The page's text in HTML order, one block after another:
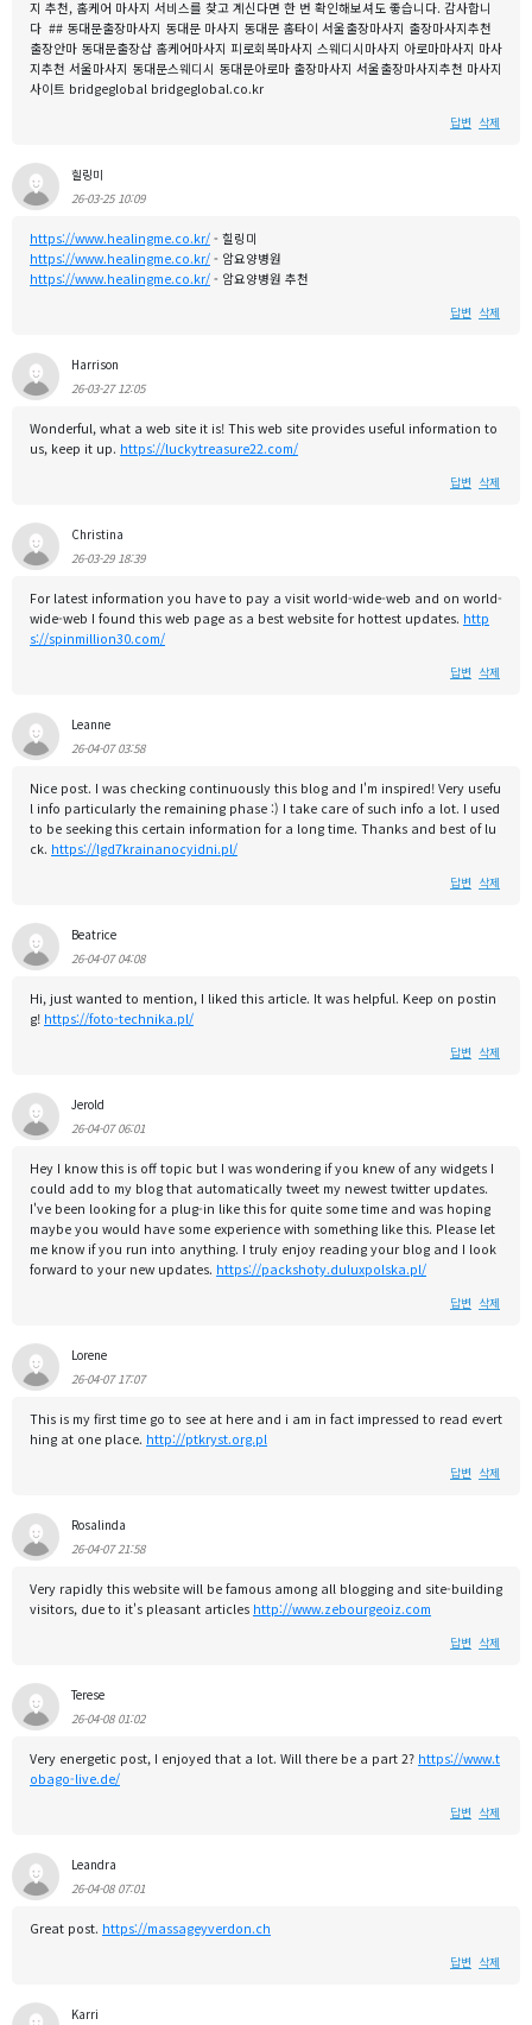
지 추천, 홈케어 마사지 서비스를 찾고 계신다면 한 번 확인해보셔도 좋습니다. 감사합니
다 ## 동대문출장마사지 동대문 마사지 동대문 홈타이 서울출장마사지 출장마사지추천
출장안마 동대문출장샵 홈케어마사지 피로회복마사지 스웨디시마사지 아로마마사지 마사
지추천 서울마사지 동대문스웨디시 동대문아로마 출장마사지 서울출장마사지추천 마사지
사이트 bridgeglobal bridgeglobal.co.kr
답변 삭제
힐링미
26-03-25 10:09
https://www.healingme.co.kr/ - 힐링미
https://www.healingme.co.kr/ - 암요양병원
https://www.healingme.co.kr/ - 암요양병원 추천
답변 삭제
Harrison
26-03-27 12:05
Wonderful, what a web site it is! This web site provides useful information to
us, keep it up. https://luckytreasure22.com/
답변 삭제
Christina
26-03-29 18:39
For latest information you have to pay a visit world-wide-web and on world-
wide-web I found this web page as a best website for hottest updates. http
s://spinmillion30.com/
답변 삭제
Leanne
26-04-07 03:58
Nice post. I was checking continuously this blog and I'm inspired! Very usefu
l info particularly the remaining phase :) I take care of such info a lot. I used
to be seeking this certain information for a long time. Thanks and best of lu
ck. https://lgd7krainanocyidni.pl/
답변 삭제
Beatrice
26-04-07 04:08
Hi, just wanted to mention, I liked this article. It was helpful. Keep on postin
g! https://foto-technika.pl/
답변 삭제
Jerold
26-04-07 06:01
Hey I know this is off topic but I was wondering if you knew of any widgets I
could add to my blog that automatically tweet my newest twitter updates.
I've been looking for a plug-in like this for quite some time and was hoping
maybe you would have some experience with something like this. Please let
me know if you run into anything. I truly enjoy reading your blog and I look
forward to your new updates. https://packshoty.duluxpolska.pl/
답변 삭제
Lorene
26-04-07 17:07
This is my first time go to see at here and i am in fact impressed to read evert
hing at one place. http://ptkryst.org.pl
답변 삭제
Rosalinda
26-04-07 21:58
Very rapidly this website will be famous among all blogging and site-building
visitors, due to it's pleasant articles http://www.zebourgeoiz.com
답변 삭제
Terese
26-04-08 01:02
Very energetic post, I enjoyed that a lot. Will there be a part 2? https://www.t
obago-live.de/
답변 삭제
Leandra
26-04-08 07:01
Great post. https://massageyverdon.ch
답변 삭제
Karri